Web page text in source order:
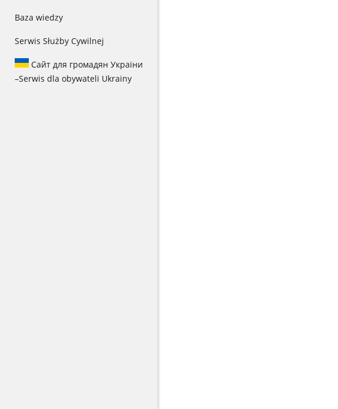
Baza wiedzy
Serwis Służby Cywilnej
Сайт для громадян України
–Serwis dla obywateli Ukrainy